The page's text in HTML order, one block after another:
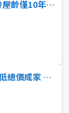
民國路鐵道尾前後路店住輕屋齡屋齡僅10年 吉安房仲推薦
花蓮後站慈濟商圈溫馨2房華廈低總價成家 吉安房仲推薦